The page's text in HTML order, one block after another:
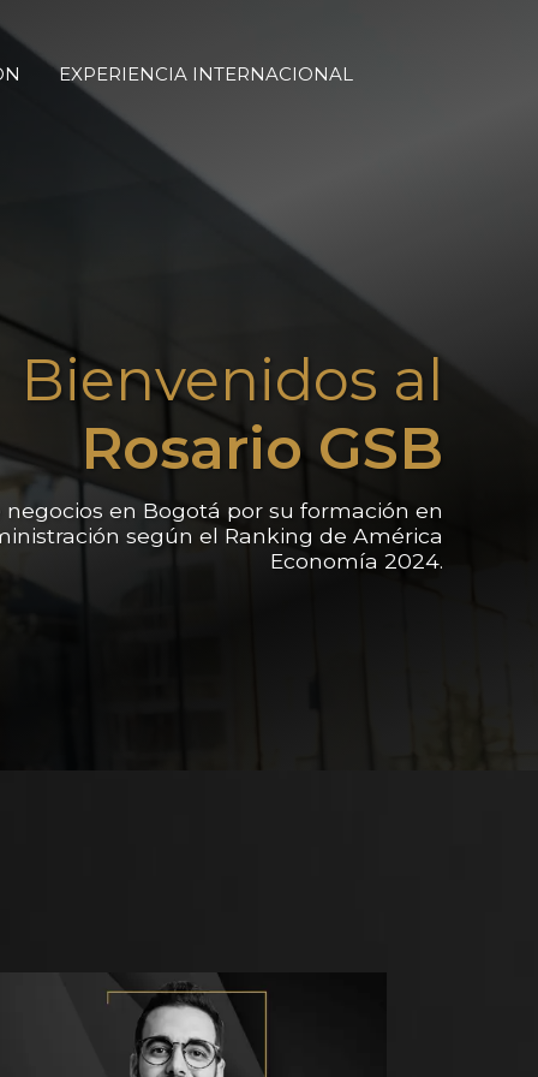
EXPERIENCIA INTERNACIONAL
Bienvenidos al
Rosario GSB
en Bogotá por su formación en
según el Ranking de América
Economía 2024.